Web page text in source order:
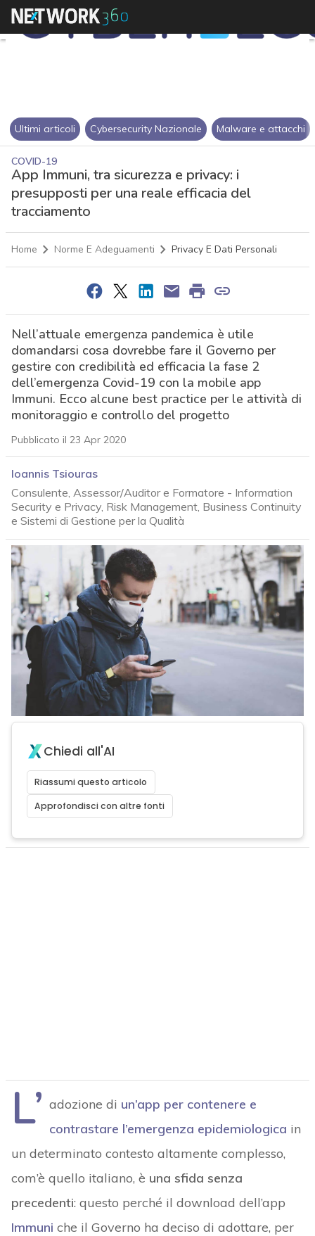
Ultimi articoli Cybersecurity Nazionale Malware e attacchi
COVID-19
App Immuni, tra sicurezza e privacy: i
presupposti per una reale efficacia del
tracciamento
Home Norme E Adeguamenti Privacy E Dati Personali
Nell’attuale emergenza pandemica è utile
domandarsi cosa dovrebbe fare il Governo per
gestire con credibilità ed efficacia la fase 2
dell’emergenza Covid-19 con la mobile app
Immuni. Ecco alcune best practice per le attività di
monitoraggio e controllo del progetto
Pubblicato il 23 Apr 2020
Ioannis Tsiouras
Consulente, Assessor/Auditor e Formatore - Information
Security e Privacy, Risk Management, Business Continuity
e Sistemi di Gestione per la Qualità
Chiedi all'AI
Riassumi questo articolo
Approfondisci con altre fonti
L’ adozione di un’app per contenere e
contrastare l’emergenza epidemiologica in
un determinato contesto altamente complesso,
com’è quello italiano, è una sfida senza
precedenti: questo perché il download dell’app
Immuni che il Governo ha deciso di adottare, per